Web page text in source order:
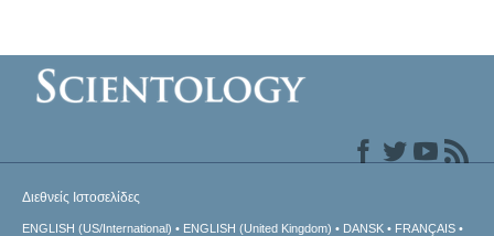
Διεθνείς Ιστοσελίδες
ENGLISH (US/International) ENGLISH (United Kingdom) DANSK FRANÇAIS